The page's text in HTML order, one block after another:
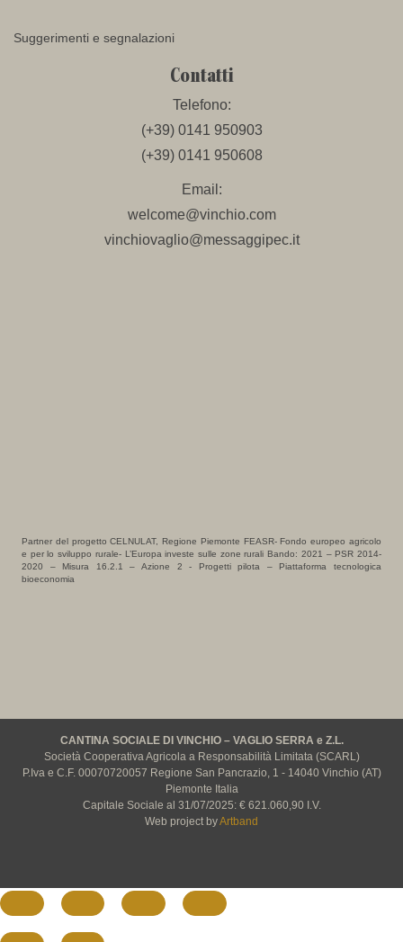
Suggerimenti e segnalazioni
Contatti
Telefono:
(+39) 0141 950903
(+39) 0141 950608
Email:
welcome@vinchio.com
vinchiovaglio@messaggipec.it
Partner del progetto CELNULAT, Regione Piemonte FEASR- Fondo europeo agricolo
e per lo sviluppo rurale- L’Europa investe sulle zone rurali Bando: 2021 – PSR 2014-
2020 – Misura 16.2.1 – Azione 2 - Progetti pilota – Piattaforma tecnologica
bioeconomia
CANTINA SOCIALE DI VINCHIO – VAGLIO SERRA e Z.L.
Società Cooperativa Agricola a Responsabilità Limitata (SCARL)
P.Iva e C.F. 00070720057 Regione San Pancrazio, 1 - 14040 Vinchio (AT)
Piemonte Italia
Capitale Sociale al 31/07/2025: € 621.060,90 I.V.
Web project byArtband